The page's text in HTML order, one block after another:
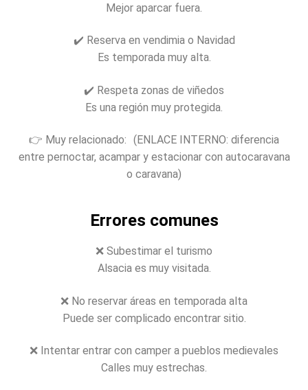
Mejor aparcar fuera.
✔️ Reserva en vendimia o Navidad
Es temporada muy alta.
✔️ Respeta zonas de viñedos
Es una región muy protegida.
👉 Muy relacionado: (ENLACE INTERNO: diferencia
entre pernoctar, acampar y estacionar con autocaravana
o caravana)
Errores comunes
❌ Subestimar el turismo
Alsacia es muy visitada.
❌ No reservar áreas en temporada alta
Puede ser complicado encontrar sitio.
❌ Intentar entrar con camper a pueblos medievales
Calles muy estrechas.